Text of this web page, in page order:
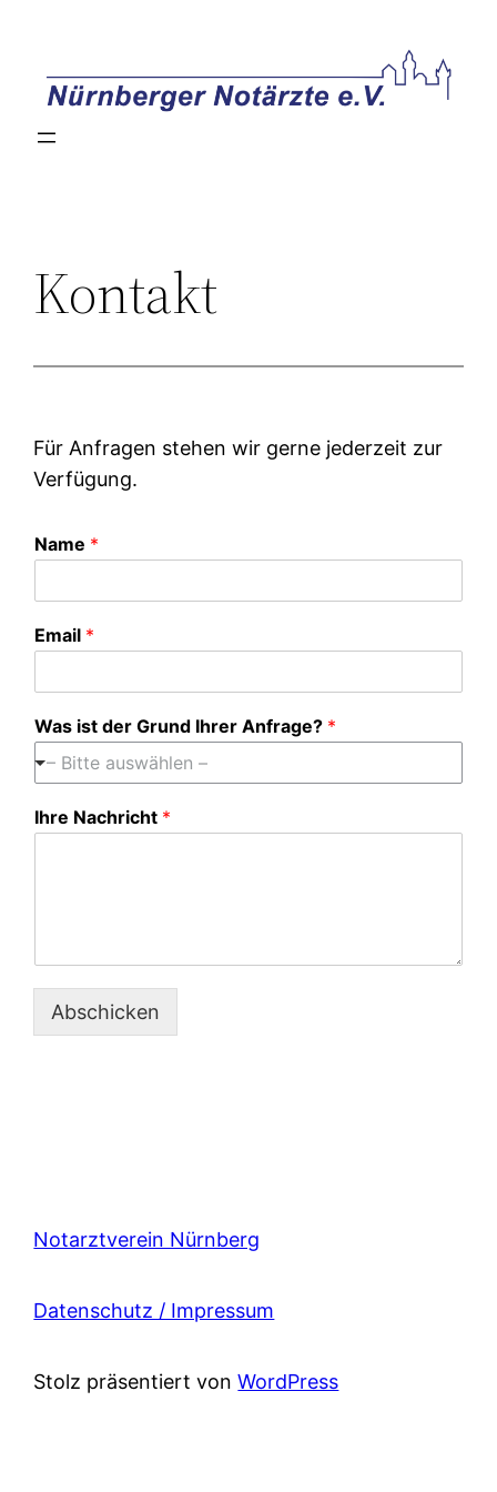
springen
Kontakt
Für Anfragen stehen wir gerne jederzeit zur
Verfügung.
Name *
Email *
Was ist der Grund Ihrer Anfrage? *
– Bitte auswählen –
Ihre Nachricht *
Abschicken
Notarztverein Nürnberg
Datenschutz / Impressum
Stolz präsentiert vonWordPress